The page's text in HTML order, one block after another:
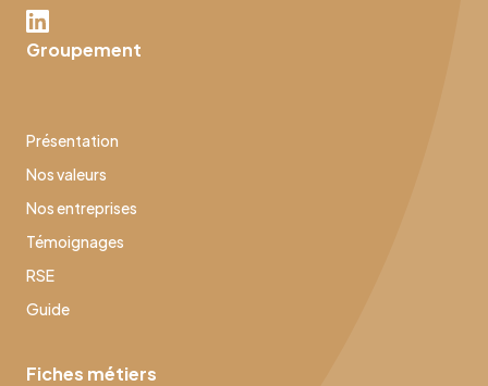
Groupement
Présentation
Nos valeurs
Nos entreprises
Témoignages
RSE
Guide
Fiches métiers